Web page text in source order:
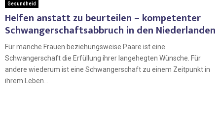
Gesundheid
Helfen anstatt zu beurteilen – kompetenter
Schwangerschaftsabbruch in den Niederlanden
Für manche Frauen beziehungsweise Paare ist eine
Schwangerschaft die Erfüllung ihrer langehegten Wünsche. Für
andere wiederum ist eine Schwangerschaft zu einem Zeitpunkt in
ihrem Leben...